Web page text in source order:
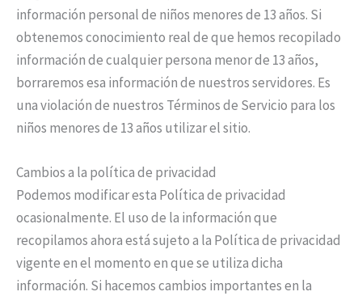
información personal de niños menores de 13 años. Si
obtenemos conocimiento real de que hemos recopilado
información de cualquier persona menor de 13 años,
borraremos esa información de nuestros servidores. Es
una violación de nuestros Términos de Servicio para los
niños menores de 13 años utilizar el sitio.
Cambios a la política de privacidad
Podemos modificar esta Política de privacidad
ocasionalmente. El uso de la información que
recopilamos ahora está sujeto a la Política de privacidad
vigente en el momento en que se utiliza dicha
información. Si hacemos cambios importantes en la